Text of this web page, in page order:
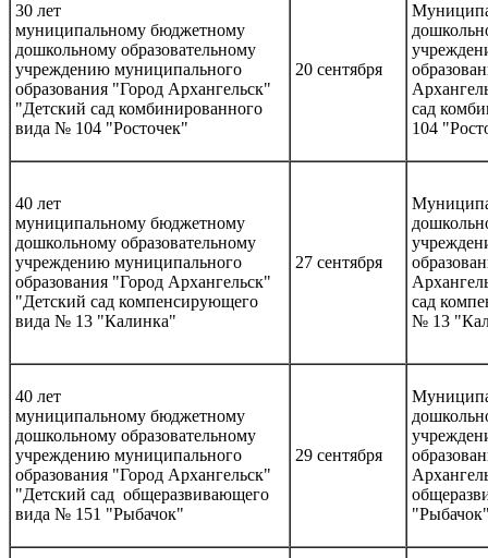
30 лет
муниципальному бюджетному
дошкольному образовательному
учреждению муниципального
образования "Город Архангельск"
"Детский сад комбинированного
вида № 104 "Росточек"
20 сентября
сад
104
40 лет
муниципальному бюджетному
дошкольному образовательному
учреждению муниципального
образования "Город Архангельск"
"Детский сад компенсирующего
вида № 13 "Калинка"
27 сентября
сад
№ 13
40 лет
муниципальному бюджетному
дошкольному образовательному
учреждению муниципального
образования "Город Архангельск"
"Детский сад общеразвивающего
вида № 151 "Рыбачок"
29 сентября